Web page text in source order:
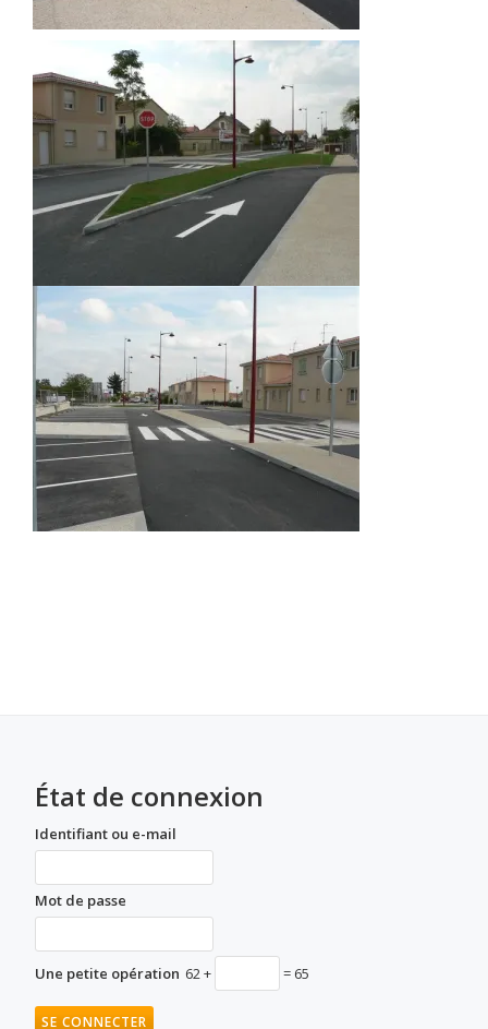
État de connexion
Identifiant ou e-mail
Mot de passe
Une petite opération 62 + = 65